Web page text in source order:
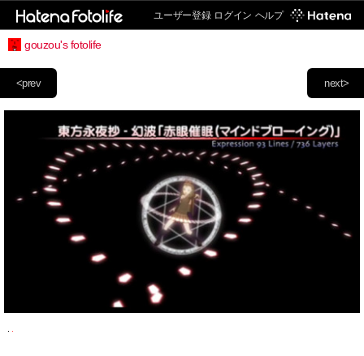
ユーザー登録 ログイン ヘルプ
gouzou's fotolife
next>
<prev